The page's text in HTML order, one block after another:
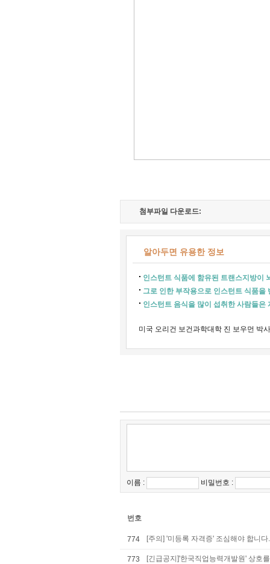
첨부파일 다운로드:
알아두면 유용한 정보
인스턴트 식품에 함유된 트랜스지방이
그로 인한 부작용으로 인스턴트 식품을
인스턴트 음식을 많이 섭취한 사람들
미국 오리건 보건과학대학 진 보우먼 박
이름 : 비밀번호 :
번호
774 [주의] '미등록 자격증' 조심해야 합니다.
773 [긴급공지]'한국직업능력개발원' 상호